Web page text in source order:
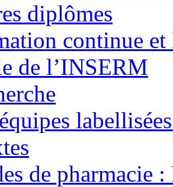
diplômes
continue et
de l’INSERM
de pharmacie :